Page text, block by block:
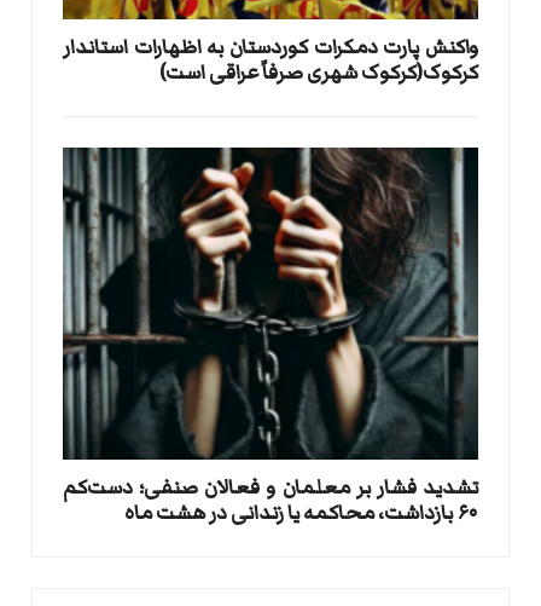
واکنش پارت دمکرات کوردستان به اظهارات استاندار
کرکوک(کرکوک شهری صرفاً عراقی است)
تشدید فشار بر معلمان و فعالان صنفی؛ دست‌کم
۶۰ بازداشت، محاکمه یا زندانی در هشت ماه